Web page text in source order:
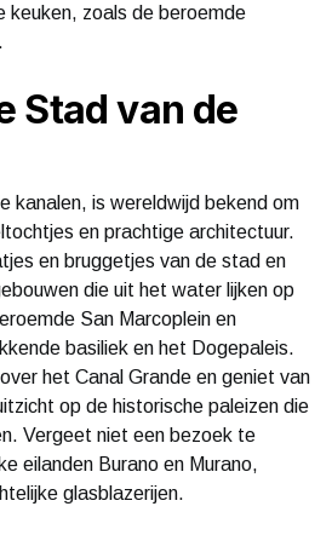
keuken, zoals de beroemde
Stad van de
kanalen, is wereldwijd bekend om
en prachtige architectuur.
en bruggetjes van de stad en
die uit het water lijken op
San Marcoplein en
basiliek en het Dogepaleis.
het Canal Grande en geniet van
op de historische paleizen die
Vergeet niet een bezoek te
eilanden Burano en Murano,
glasblazerijen.